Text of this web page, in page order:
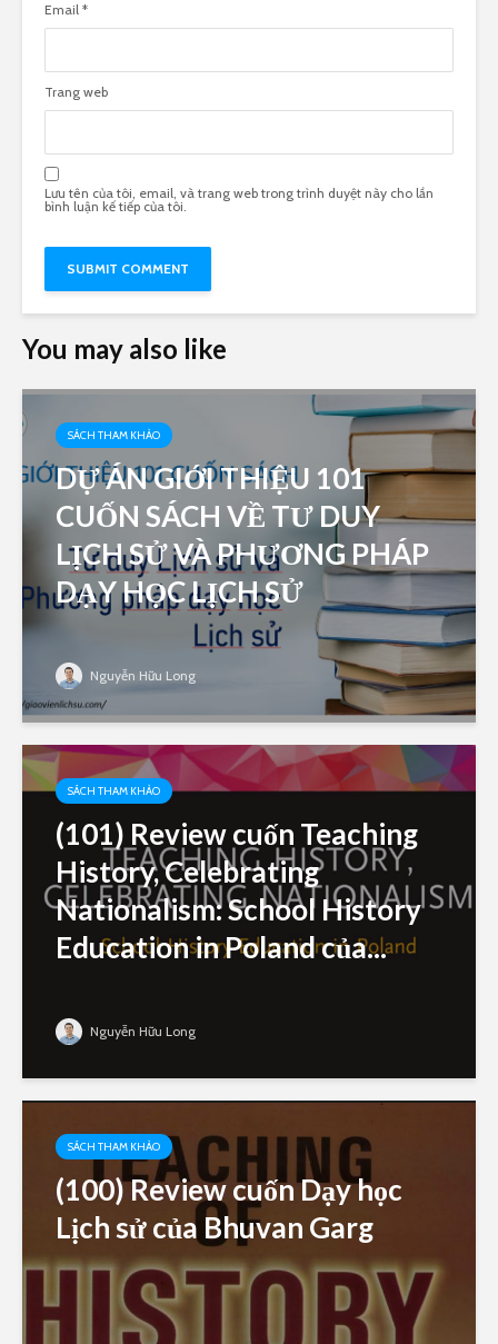
Email *
Trang web
Lưu tên của tôi, email, và trang web trong trình duyệt này cho lần
bình luận kế tiếp của tôi.
You may also like
SÁCH THAM KHẢO
DỰ ÁN GIỚI THIỆU 101
CUỐN SÁCH VỀ TƯ DUY
LỊCH SỬ VÀ PHƯƠNG PHÁP
DẠY HỌC LỊCH SỬ
Nguyễn Hữu Long
SÁCH THAM KHẢO
(101) Review cuốn Teaching
History, Celebrating
Nationalism: School History
Education in Poland của...
Nguyễn Hữu Long
SÁCH THAM KHẢO
(100) Review cuốn Dạy học
Lịch sử của Bhuvan Garg